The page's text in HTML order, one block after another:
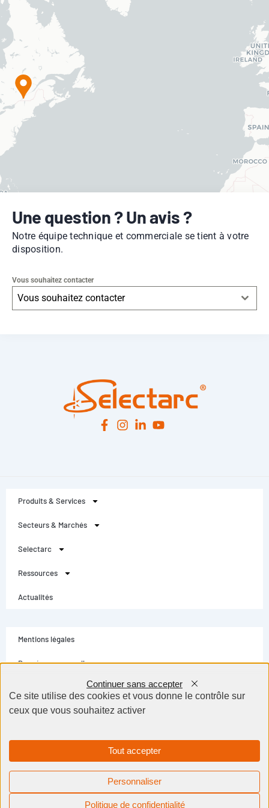
Une question ? Un avis ?
Notre équipe technique et commerciale se tient à votre
disposition.
Vous souhaitez contacter
Vous souhaitez contacter
Besoin d'aide ?
Produits & Services
Secteurs & Marchés
Selectarc
Ressources
Actualités
Mentions légales
Données personnelles
Conditions générales
Contact
Selectarc Group © Tous droits réservés - Création site internet Dijon BWA
Agence
Ce site utilise des cookies et vous donne le contrôle sur
ceux que vous souhaitez activer
Tout accepter
Continuer sans accepter
Personnaliser
Politique de confidentialité